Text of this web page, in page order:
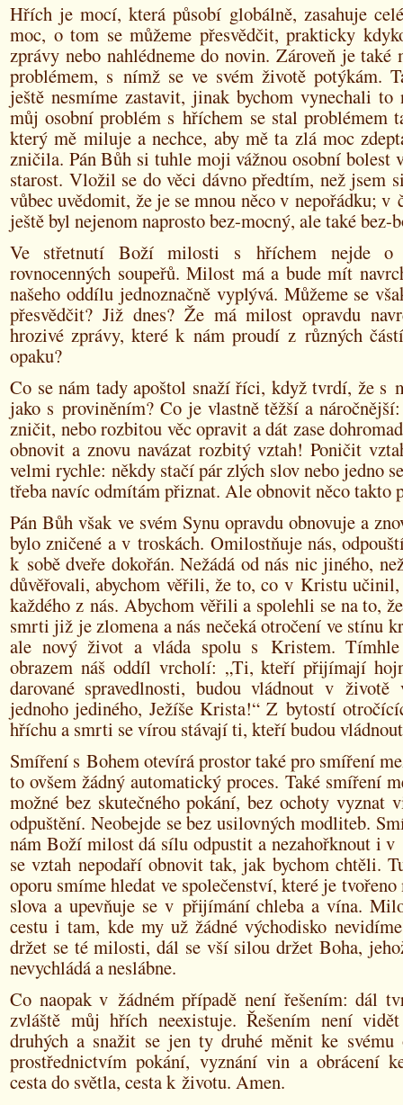
Hřích je mocí, která působí globálně, zasahuje
moc, o tom se můžeme přesvědčit, prakticky
zprávy nebo nahlédneme do novin. Zároveň je také
problémem, s nímž se ve svém životě potýkám.
ještě nesmíme zastavit, jinak bychom vynechali to
můj osobní problém s hříchem se stal problémem
který mě miluje a nechce, aby mě ta zlá moc
zničila. Pán Bůh si tuhle moji vážnou osobní bolest
starost. Vložil se do věci dávno předtím, než jsem
vůbec uvědomit, že je se mnou něco v nepořádku; v
ještě byl nejenom naprosto bez-mocný, ale také bez-
Ve střetnutí Boží milosti s hříchem nejde o
rovnocenných soupeřů. Milost má a bude mít
našeho oddílu jednoznačně vyplývá. Můžeme se
přesvědčit? Již dnes? Že má milost opravdu
hrozivé zprávy, které k nám proudí z různých
opaku?
Co se nám tady apoštol snaží říci, když tvrdí, že s
jako s proviněním? Co je vlastně těžší a
zničit, nebo rozbitou věc opravit a dát zase
obnovit a znovu navázat rozbitý vztah! Poničit
velmi rychle: někdy stačí pár zlých slov nebo jedno
třeba navíc odmítám přiznat. Ale obnovit něco takto
Pán Bůh však ve svém Synu opravdu obnovuje a
bylo zničené a v troskách. Omilostňuje nás,
k sobě dveře dokořán. Nežádá od nás nic jiného,
důvěřovali, abychom věřili, že to, co v Kristu
každého z nás. Abychom věřili a spolehli se na to,
smrti již je zlomena a nás nečeká otročení ve stínu
ale nový život a vláda spolu s Kristem. Tímhle
obrazem náš oddíl vrcholí: „Ti, kteří přijímají
darované spravedlnosti, budou vládnout v životě
jednoho jediného, Ježíše Krista!“ Z bytostí
hříchu a smrti se vírou stávají ti, kteří budou
Smíření s Bohem otevírá prostor také pro smíření
to ovšem žádný automatický proces. Také smíření
možné bez skutečného pokání, bez ochoty vyznat
odpuštění. Neobejde se bez usilovných modliteb.
nám Boží milost dá sílu odpustit a nezahořknout i
se vztah nepodaří obnovit tak, jak bychom chtěli.
oporu smíme hledat ve společenství, které je
slova a upevňuje se v přijímání chleba a vína.
cestu i tam, kde my už žádné východisko
držet se té milosti, dál se vší silou držet Boha,
nevychládá a neslábne.
Co naopak v žádném případě není řešením: dál
zvláště můj hřích neexistuje. Řešením není
druhých a snažit se jen ty druhé měnit ke svému
prostřednictvím pokání, vyznání vin a obrácení
cesta do světla, cesta k životu. Amen.